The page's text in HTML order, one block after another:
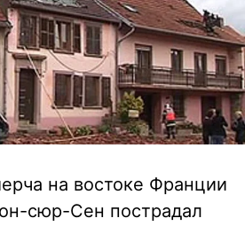
на востоке Франции
сюр-Сен пострадал